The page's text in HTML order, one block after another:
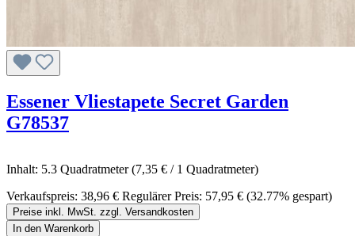
Essener Vliestapete Secret Garden
G78537
Inhalt: 5.3 Quadratmeter(7,35 € / 1 Quadratmeter)
Verkaufspreis: 38,96 € Regulärer Preis: 57,95 € (32.77% gespart)
Preise inkl. MwSt. zzgl. Versandkosten
In den Warenkorb